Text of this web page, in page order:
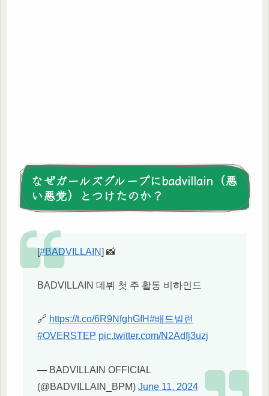
なぜガールズグループにbadvillain（悪
い悪党）とつけたのか？
[#BADVILLAIN] 📸
BADVILLAIN 데뷔 첫 주 활동 비하인드
🔗 https://t.co/6R9NfghGfH#배드빌런
#OVERSTEP pic.twitter.com/N2Adfj3uzj
— BADVILLAIN OFFICIAL
(@BADVILLAIN_BPM) June 11, 2024